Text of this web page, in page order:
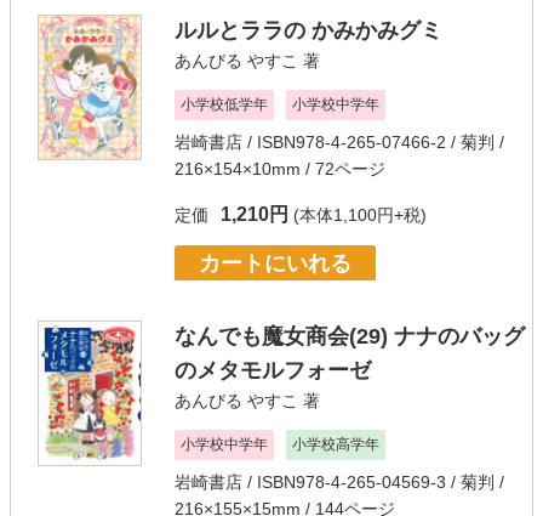
ルルとララの かみかみグミ
あんびる やすこ 著
小学校低学年 小学校中学年
岩崎書店 / ISBN978-4-265-07466-2 / 菊判 /
216×154×10mm / 72ページ
定価 1,210円 (本体1,100円+税)
カートにいれる
なんでも魔女商会(29) ナナのバッグ
のメタモルフォーゼ
あんびる やすこ 著
小学校中学年 小学校高学年
岩崎書店 / ISBN978-4-265-04569-3 / 菊判 /
216×155×15mm / 144ページ